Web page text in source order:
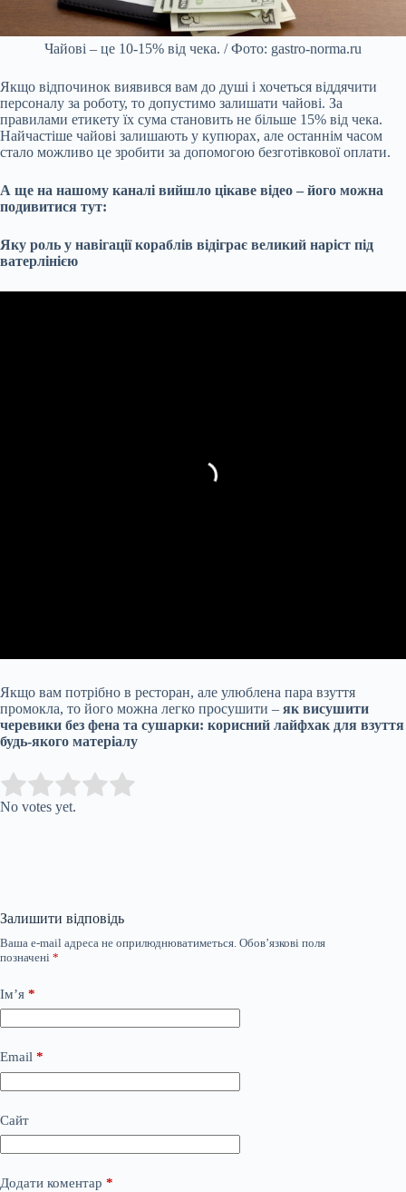
Чайові – це 10-15% від чека. / Фото: gastro-norma.ru
Якщо відпочинок виявився вам до душі і хочеться віддячити
персоналу за роботу, то допустимо залишати чайові. За
правилами етикету їх сума становить не більше 15% від чека.
Найчастіше чайові залишають у купюрах, але останнім часом
стало можливо це зробити за допомогою безготівкової оплати.
А ще на нашому каналі вийшло цікаве відео – його можна
подивитися тут:
Яку роль у навігації кораблів відіграє великий наріст під
ватерлінією
Якщо вам потрібно в ресторан, але улюблена пара взуття
промокла, то його можна легко просушити – як висушити
черевики без фена та сушарки: корисний лайфхак для взуття
будь-якого матеріалу
Rate this item:
No votes yet.
Залишити відповідь
Ваша e-mail адреса не оприлюднюватиметься. Обов’язкові поля
позначені *
Ім’я *
Email *
Сайт
Додати коментар *